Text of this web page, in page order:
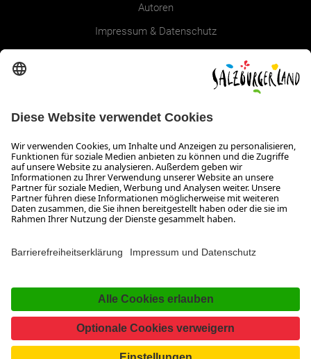
Autoren
Impressum & Datenschutz
Infos zum Urlaub im SalzburgerLand
Veranstaltungen im SalzburgerLand
Aktuelle Urlaubsangebote
Newsroom
Presse